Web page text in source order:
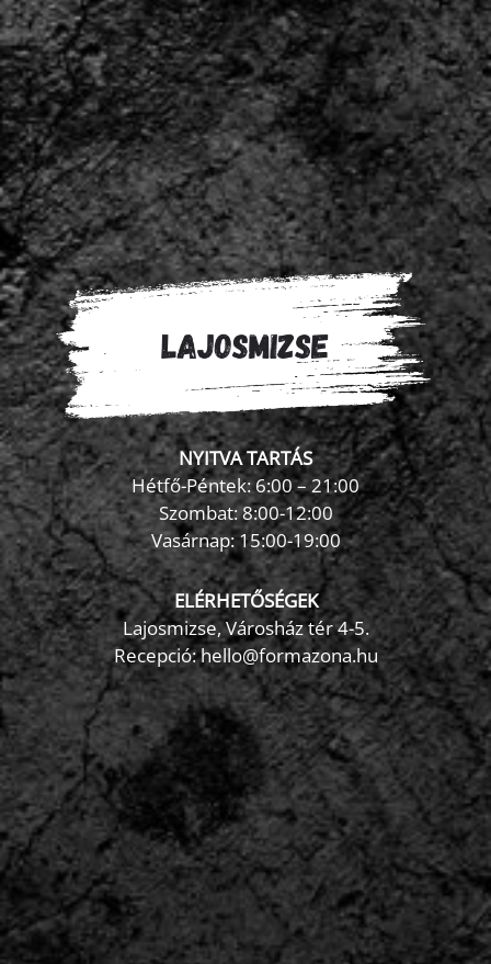
NYITVA TARTÁS
Hétfő-Péntek: 6:00 – 21:00
Szombat: 8:00-12:00
Vasárnap: 15:00-19:00
ELÉRHETŐSÉGEK
Lajosmizse, Városház tér 4-5.
Recepció:hello@formazona.hu
FormaZona chatbot ×